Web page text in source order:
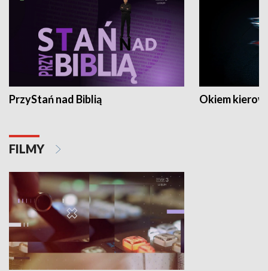
PrzyStań nad Biblią Okiem
FILMY